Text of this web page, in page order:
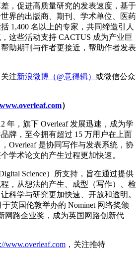
，促进高质量研究的发表速度，基于
界的出版商、期刊、学术单位、医药
1,400 名以上的专家，共同缔造引人
这些活动支持 CACTUS 成为产业巨
助期刊与作者更接近，帮助作者发表
关注新浪微博（@意得辑） 或微信公众
）
年，旗下 Overleaf 发展迅速，成为学
牌，至今拥有超过 15 万用户在上面
Overleaf 是协同写作与发表系统，协
学术论文的产生过程更加快速。
Science）所支持，旨在通过提供
，从想法的产生、成型（写作）、检
科学与研究更加快速、开放和透明。
于英国伦敦举办的 Nominet 网络奖颁
网路企业奖，成为英国网路创新代
www.overleaf.com ，关注推特